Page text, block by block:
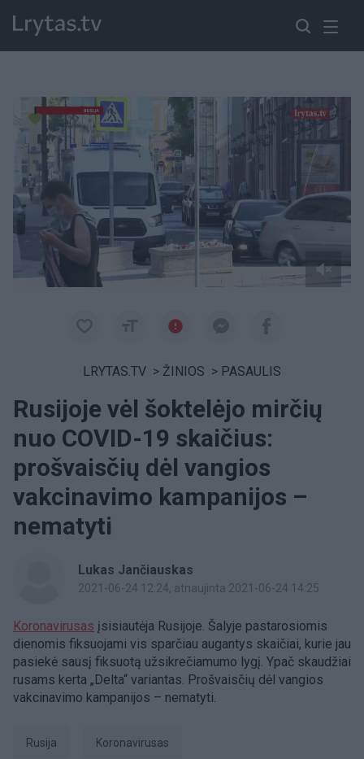
Paremkite Ukrainą
LRYTAS.TV > ŽINIOS > PASAULIS
Rusijoje vėl šoktelėjo mirčių
nuo COVID-19 skaičius:
prošvaisčių dėl vangios
vakcinavimo kampanijos –
nematyti
Lukas Jančiauskas
2021-06-24 12:24, atnaujinta 2021-06-24 14:25
Koronavirusas įsisiautėja Rusijoje. Šalyje pastarosiomis
dienomis fiksuojami vis sparčiau augantys skaičiai, kurie jau
pasiekė sausį fiksuotą užsikrečiamumo lygį. Ypač skaudžiai
rusams kerta „Delta“ variantas. Prošvaisčių dėl vangios
vakcinavimo kampanijos – nematyti.
Rusija koronavirusas